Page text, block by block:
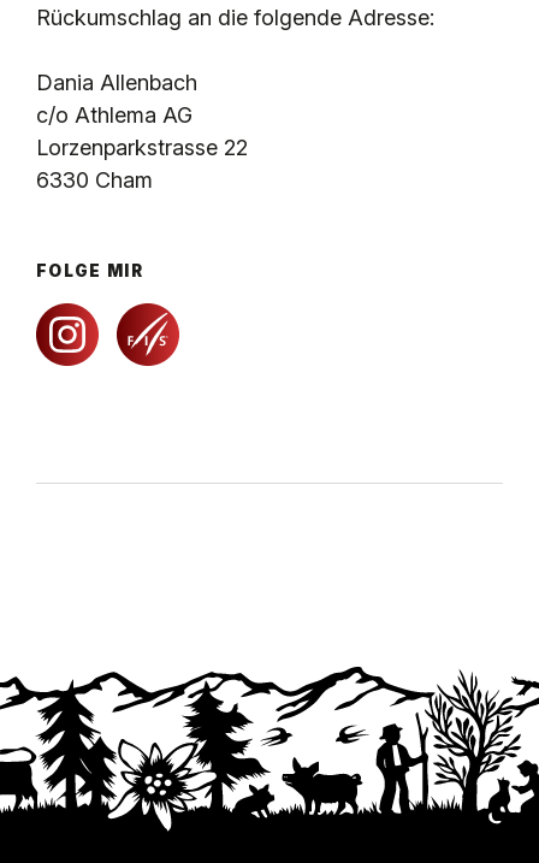
Rückumschlag an die folgende Adresse:
Dania Allenbach
c/o Athlema AG
Lorzenparkstrasse 22
6330 Cham
FOLGE MIR
instagram
linkedin